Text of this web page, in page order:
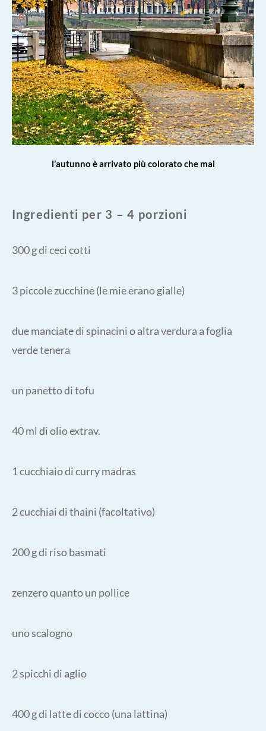
l’autunno è arrivato più colorato che mai
Ingredienti per 3 – 4 porzioni
300 g di ceci cotti
3 piccole zucchine (le mie erano gialle)
due manciate di spinacini o altra verdura a foglia
verde tenera
un panetto di tofu
40 ml di olio extrav.
1 cucchiaio di curry madras
2 cucchiai di thaini (facoltativo)
200 g di riso basmati
zenzero quanto un pollice
uno scalogno
2 spicchi di aglio
400 g di latte di cocco (una lattina)